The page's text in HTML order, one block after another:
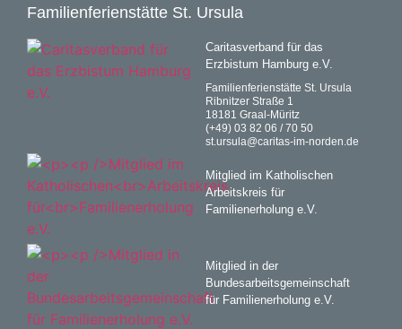
Familienferienstätte St. Ursula
Caritasverband für das
Erzbistum Hamburg e.V.
Familienferienstätte St. Ursula
Ribnitzer Straße 1
18181 Graal-Müritz
(+49) 03 82 06 / 70 50
st.ursula@caritas-im-norden.de
Mitglied im Katholischen
Arbeitskreis für
Familienerholung e.V.
Mitglied in der
Bundesarbeitsgemeinschaft
für Familienerholung e.V.